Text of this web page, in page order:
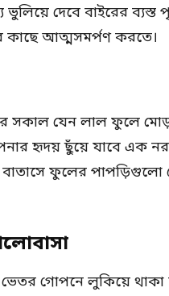
দেবে বাইরের ব্যস্ত
কাছে আত্মসমর্পণ করতে।
সকাল যেন লাল ফুলে
হৃদয় ছুঁয়ে যাবে এক নরম
ফুলের পাপড়িগুলো
গোপনে লুকিয়ে